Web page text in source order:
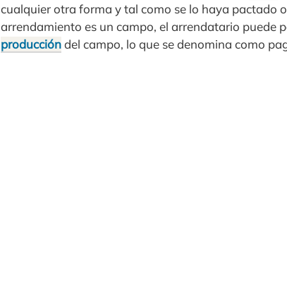
cualquier otra forma y tal como se lo haya pactado
arrendamiento es un campo, el arrendatario puede
produccióndel campo, lo que se denomina como